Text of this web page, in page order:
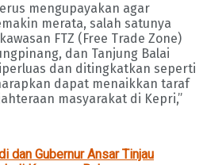
mengupayakan agar
merata, salah satunya
FTZ (Free Trade Zone)
dan Tanjung Balai
dan ditingkatkan seperti
dapat menaikkan taraf
masyarakat di Kepri,”
dan Gubernur Ansar Tinjau